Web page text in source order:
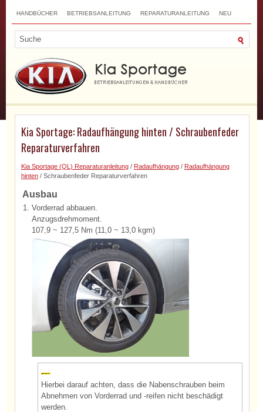
HANDBÜCHER BETRIEBSANLEITUNG REPARATURANLEITUNG NEU
Kia Sportage: Radaufhängung hinten / Schraubenfeder
Reparaturverfahren
Kia Sportage (QL) Reparaturanleitung / Radaufhängung / Radaufhängung
hinten / Schraubenfeder Reparaturverfahren
Ausbau
1. Vorderrad abbauen.
Anzugsdrehmoment.
107,9 ~ 127,5 Nm (11,0 ~ 13,0 kgm)
Hierbei darauf achten, dass die Nabenschrauben beim
Abnehmen von Vorderrad und -reifen nicht beschädigt
werden.